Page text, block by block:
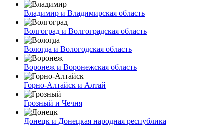
Владимир и Владимирская область
Волгоград и Волгоградская область
Вологда и Вологодская область
Воронеж и Воронежская область
Горно-Алтайск и Алтай
Грозный и Чечня
Донецк и Донецкая народная республика